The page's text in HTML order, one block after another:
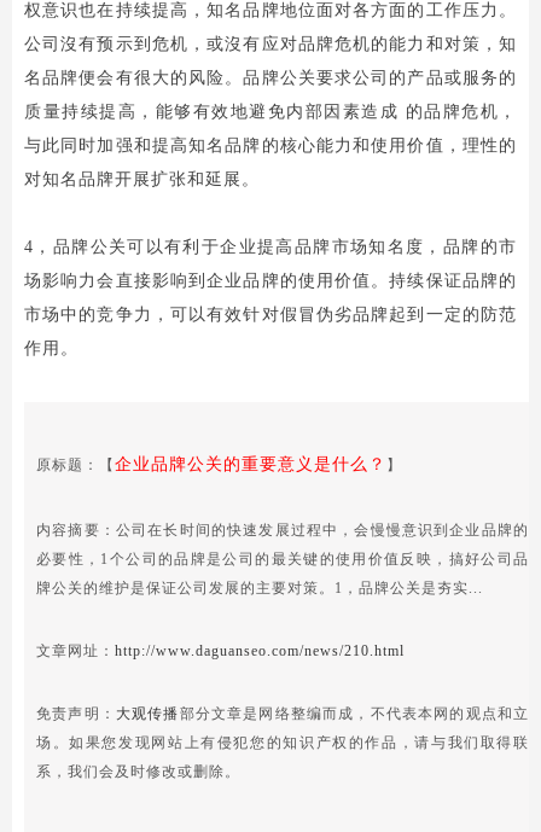
权意识也在持续提高，知名品牌地位面对各方面的工作压力。
公司沒有预示到危机，或沒有应对品牌危机的能力和对策，知
名品牌便会有很大的风险。品牌公关要求公司的产品或服务的
质量持续提高，能够有效地避免内部因素造成 的品牌危机，
与此同时加强和提高知名品牌的核心能力和使用价值，理性的
对知名品牌开展扩张和延展。
4，品牌公关可以有利于企业提高品牌市场知名度，品牌的市
场影响力会直接影响到企业品牌的使用价值。持续保证品牌的
市场中的竞争力，可以有效针对假冒伪劣品牌起到一定的防范
作用。
原标题：【 企业品牌公关的重要意义是什么？ 】
内容摘要：公司在长时间的快速发展过程中，会慢慢意识到企业品牌的
必要性，1个公司的品牌是公司的最关键的使用价值反映，搞好公司品
牌公关的维护是保证公司发展的主要对策。1，品牌公关是夯实...
文章网址： http://www.daguanseo.com/news/210.html
免责声明： 大观传播部分文章是网络整编而成，不代表本网的观点和立
场。如果您发现网站上有侵犯您的知识产权的作品，请与我们取得联
系，我们会及时修改或删除。